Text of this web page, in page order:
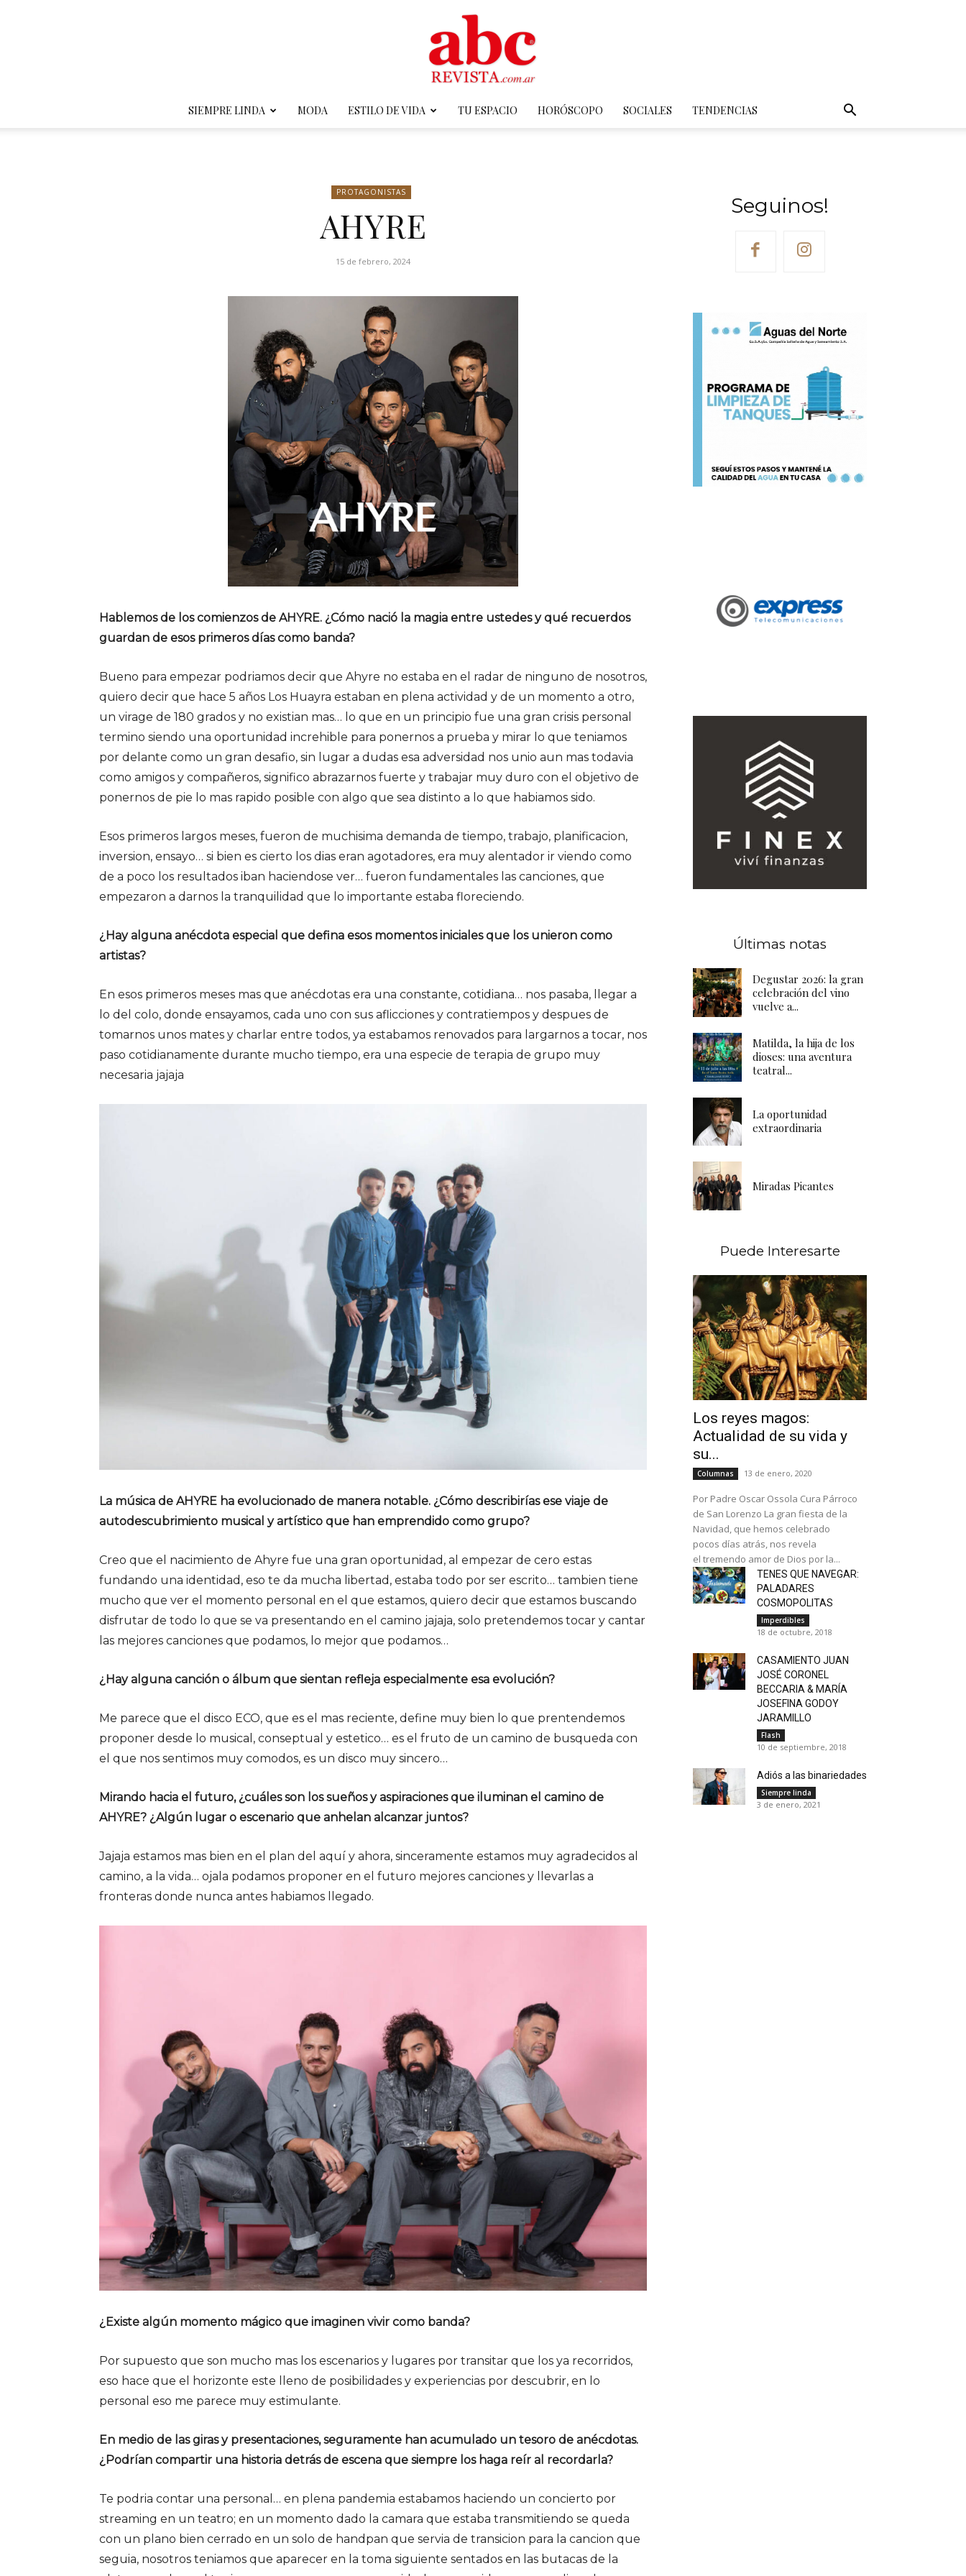
SIEMPRE LINDA MODA ESTILO DE VIDA TU ESPACIO HORÓSCOPO SOCIALES TENDENCIAS
PROTAGONISTAS
AHYRE
15 de febrero, 2024
Hablemos de los comienzos de AHYRE. ¿Cómo nació la magia entre ustedes y qué recuerdos
guardan de esos primeros días como banda?
Bueno para empezar podriamos decir que Ahyre no estaba en el radar de ninguno de nosotros,
quiero decir que hace 5 años Los Huayra estaban en plena actividad y de un momento a otro,
un virage de 180 grados y no existian mas… lo que en un principio fue una gran crisis personal
termino siendo una oportunidad increhible para ponernos a prueba y mirar lo que teniamos
por delante como un gran desafio, sin lugar a dudas esa adversidad nos unio aun mas todavia
como amigos y compañeros, significo abrazarnos fuerte y trabajar muy duro con el objetivo de
ponernos de pie lo mas rapido posible con algo que sea distinto a lo que habiamos sido.
Esos primeros largos meses, fueron de muchisima demanda de tiempo, trabajo, planificacion,
inversion, ensayo… si bien es cierto los dias eran agotadores, era muy alentador ir viendo como
de a poco los resultados iban haciendose ver… fueron fundamentales las canciones, que
empezaron a darnos la tranquilidad que lo importante estaba floreciendo.
¿Hay alguna anécdota especial que defina esos momentos iniciales que los unieron como
artistas?
En esos primeros meses mas que anécdotas era una constante, cotidiana… nos pasaba, llegar a
lo del colo, donde ensayamos, cada uno con sus aflicciones y contratiempos y despues de
tomarnos unos mates y charlar entre todos, ya estabamos renovados para largarnos a tocar, nos
paso cotidianamente durante mucho tiempo, era una especie de terapia de grupo muy
necesaria jajaja
La música de AHYRE ha evolucionado de manera notable. ¿Cómo describirías ese viaje de
autodescubrimiento musical y artístico que han emprendido como grupo?
Creo que el nacimiento de Ahyre fue una gran oportunidad, al empezar de cero estas
fundando una identidad, eso te da mucha libertad, estaba todo por ser escrito… tambien tiene
mucho que ver el momento personal en el que estamos, quiero decir que estamos buscando
disfrutar de todo lo que se va presentando en el camino jajaja, solo pretendemos tocar y cantar
las mejores canciones que podamos, lo mejor que podamos…
¿Hay alguna canción o álbum que sientan refleja especialmente esa evolución?
Me parece que el disco ECO, que es el mas reciente, define muy bien lo que prentendemos
proponer desde lo musical, conseptual y estetico… es el fruto de un camino de busqueda con
el que nos sentimos muy comodos, es un disco muy sincero…
Mirando hacia el futuro, ¿cuáles son los sueños y aspiraciones que iluminan el camino de
AHYRE? ¿Algún lugar o escenario que anhelan alcanzar juntos?
Jajaja estamos mas bien en el plan del aquí y ahora, sinceramente estamos muy agradecidos al
camino, a la vida… ojala podamos proponer en el futuro mejores canciones y llevarlas a
fronteras donde nunca antes habiamos llegado.
¿Existe algún momento mágico que imaginen vivir como banda?
Por supuesto que son mucho mas los escenarios y lugares por transitar que los ya recorridos,
eso hace que el horizonte este lleno de posibilidades y experiencias por descubrir, en lo
personal eso me parece muy estimulante.
En medio de las giras y presentaciones, seguramente han acumulado un tesoro de anécdotas.
¿Podrían compartir una historia detrás de escena que siempre los haga reír al recordarla?
Te podria contar una personal… en plena pandemia estabamos haciendo un concierto por
streaming en un teatro; en un momento dado la camara que estaba transmitiendo se queda
con un plano bien cerrado en un solo de handpan que servia de transicion para la cancion que
seguia, nosotros teniamos que aparecer en la toma siguiente sentados en las butacas de la
Seguinos!
Últimas notas
Degustar 2026: la gran
celebración del vino
vuelve a...
Matilda, la hija de los
dioses: una aventura
teatral...
La oportunidad
extraordinaria
Miradas Picantes
Puede Interesarte
Los reyes magos:
Actualidad de su vida y
su...
Columnas 13 de enero, 2020
Por Padre Oscar Ossola Cura Párroco
de San Lorenzo La gran fiesta de la
Navidad, que hemos celebrado
pocos días atrás, nos revela
el tremendo amor de Dios por la...
TENES QUE NAVEGAR:
PALADARES
COSMOPOLITAS
Imperdibles
18 de octubre, 2018
CASAMIENTO JUAN
JOSÉ CORONEL
BECCARIA & MARÍA
JOSEFINA GODOY
JARAMILLO
Flash
10 de septiembre, 2018
Adiós a las binariedades
Siempre linda
3 de enero, 2021